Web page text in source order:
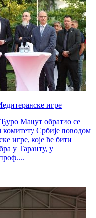
игре
Мацут обратио се
комитету Србије поводом
игре, које ће бити
у Таранту, у